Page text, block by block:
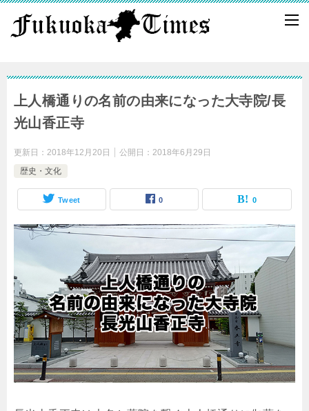
上人橋通りの名前の由来になった大寺院/長
光山香正寺
更新日： 2018年12月20日 公開日： 2018年6月29日
歴史・文化
Tweet 0 0